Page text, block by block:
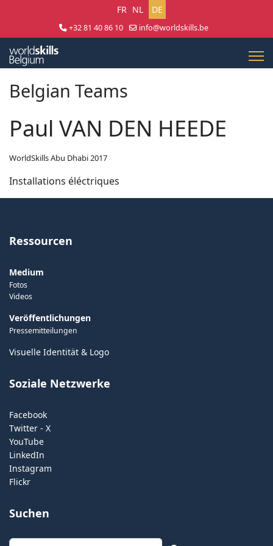
Sprache auswählen
FR NL DE
+32 81 40 86 10
info@worldskills.be
Belgian Teams
Paul VAN DEN HEEDE
WorldSkills Abu Dhabi 2017
Installations éléctriques
Ressourcen
Medium
Fotos
Videos
Veröffentlichungen
Pressemitteilungen
Visuelle Identität & Logo
Soziale Netzwerke
Facebook
Twitter - X
YouTube
LinkedIn
Instagram
Flickr
Suchen